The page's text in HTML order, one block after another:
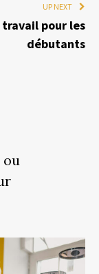
UP NEXT
pour les
débutants